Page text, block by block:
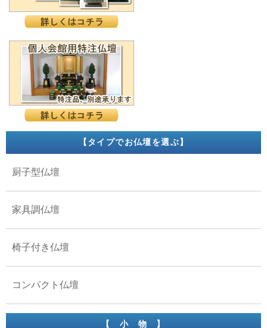
【タイプでお仏壇を選ぶ】
厨子型仏壇
家具調仏壇
椅子付き仏壇
コンパクト仏壇
【 小 物 】